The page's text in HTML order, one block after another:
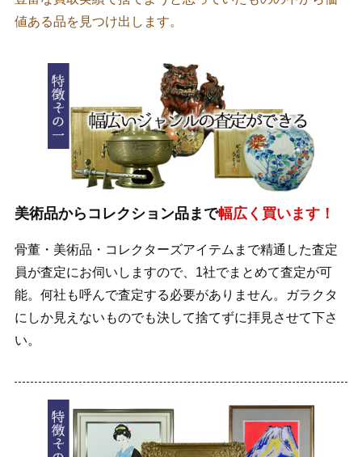
値ある品を見つけ出します。
美術品からコレクション品まで幅広く買います！
骨董・美術品・コレクターズアイテムまで精通した査定
員が査定にお伺いしますので、1社でまとめて査定が可
能。何社も呼んで査定する必要がありません。ガラクタ
にしか見えないものでも決して捨てずに拝見させて下さ
い。